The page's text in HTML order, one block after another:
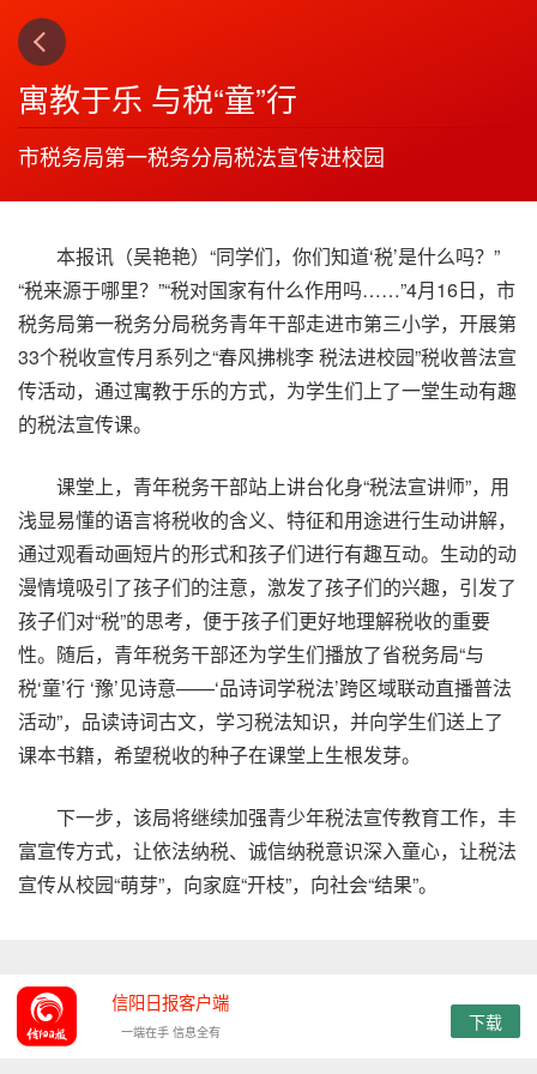
寓教于乐 与税“童”行
市税务局第一税务分局税法宣传进校园
本报讯（吴艳艳）“同学们，你们知道‘税’是什么吗？”
“税来源于哪里？”“税对国家有什么作用吗……”4月16日，市
税务局第一税务分局税务青年干部走进市第三小学，开展第
33个税收宣传月系列之“春风拂桃李 税法进校园”税收普法宣
传活动，通过寓教于乐的方式，为学生们上了一堂生动有趣
的税法宣传课。
课堂上，青年税务干部站上讲台化身“税法宣讲师”，用
浅显易懂的语言将税收的含义、特征和用途进行生动讲解，
通过观看动画短片的形式和孩子们进行有趣互动。生动的动
漫情境吸引了孩子们的注意，激发了孩子们的兴趣，引发了
孩子们对“税”的思考，便于孩子们更好地理解税收的重要
性。随后，青年税务干部还为学生们播放了省税务局“与
税‘童’行 ‘豫’见诗意——‘品诗词学税法’跨区域联动直播普法
活动”，品读诗词古文，学习税法知识，并向学生们送上了
课本书籍，希望税收的种子在课堂上生根发芽。
下一步，该局将继续加强青少年税法宣传教育工作，丰
富宣传方式，让依法纳税、诚信纳税意识深入童心，让税法
宣传从校园“萌芽”，向家庭“开枝”，向社会“结果”。
信阳日报客户端
一端在手 信息全有 下载